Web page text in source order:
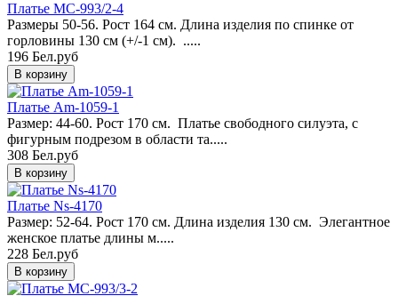
Платье MC-993/2-4
Размеры 50-56. Рост 164 см. Длина изделия по спинке от
горловины 130 см (+/-1 см). .....
196 Бел.руб
Платье Am-1059-1
Размер: 44-60. Рост 170 см. Платье свободного силуэта, с
фигурным подрезом в области та.....
308 Бел.руб
Платье Ns-4170
Размер: 52-64. Рост 170 см. Длина изделия 130 см. Элегантное
женское платье длины м.....
228 Бел.руб